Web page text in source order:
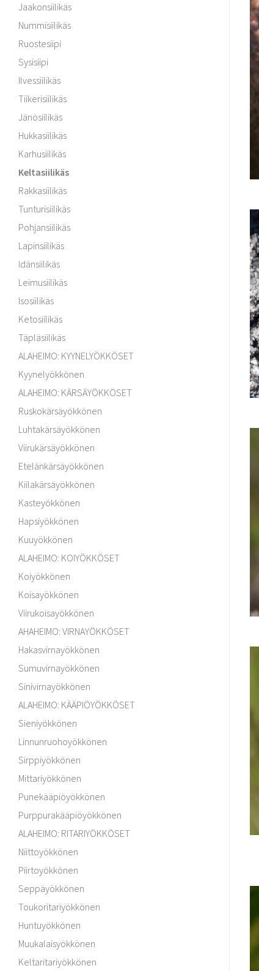
Jaakonsiilikäs
Nummisiilikäs
Ruostesiipi
Sysisiipi
Ilvessiilikäs
Tiikerisiilikäs
Jänösiilikäs
Hukkasiilikäs
Karhusiilikäs
Keltasiilikäs
Rakkasiilikäs
Tunturisiilikäs
Pohjansiilikäs
Lapinsiilikäs
Idänsiilikäs
Leimusiilikäs
Isosiilikäs
Ketosiilikäs
Täpläsiilikäs
ALAHEIMO: KYYNELYÖKKÖSET
Kyynelyökkönen
ALAHEIMO: KÄRSÄYÖKKÖSET
Ruskokärsäyökkönen
Luhtakärsäyökkönen
Viirukärsäyökkönen
Etelänkärsäyökkönen
Kiilakärsäyökkönen
Kasteyökkönen
Hapsiyökkönen
Kuuyökkönen
ALAHEIMO: KOIYÖKKÖSET
Koiyökkönen
Koisayökkönen
Viirukoisayökkönen
AHAHEIMO: VIRNAYÖKKÖSET
Hakasvirnayökkönen
Sumuvirnayökkönen
Sinivirnayökkönen
ALAHEIMO: KÄÄPIÖYÖKKÖSET
Sieniyökkönen
Linnunruohoyökkönen
Sirppiyökkönen
Mittariyökkönen
Punekääpiöyökkönen
Purppurakääpiöyökkönen
ALAHEIMO: RITARIYÖKKÖSET
Niittoyökkönen
Piirtoyökkönen
Seppäyökkönen
Toukoritariyökkönen
Huntuyökkönen
Muukalaisyökkönen
Keltaritariyökkönen